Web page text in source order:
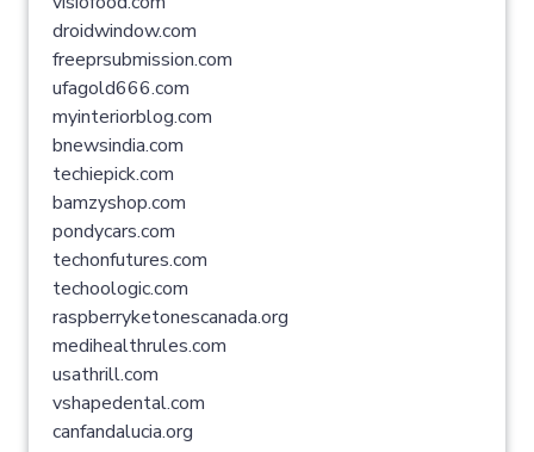
droidwindow.com
freeprsubmission.com
ufagold666.com
myinteriorblog.com
bnewsindia.com
techiepick.com
bamzyshop.com
pondycars.com
techonfutures.com
techoologic.com
raspberryketonescanada.org
medihealthrules.com
usathrill.com
vshapedental.com
canfandalucia.org